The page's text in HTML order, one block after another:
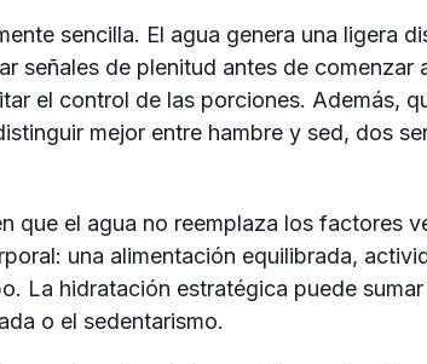
sencilla. El agua genera una ligera
señales de plenitud antes de comenzar
el control de las porciones. Además,
mejor entre hambre y sed, dos
que el agua no reemplaza los factores
una alimentación equilibrada,
La hidratación estratégica puede
o el sedentarismo.